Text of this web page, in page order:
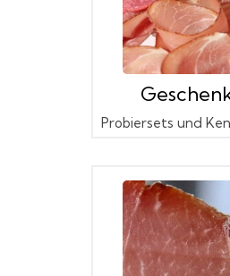
Probiersets und